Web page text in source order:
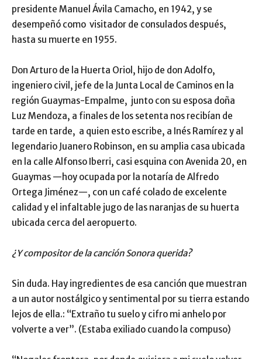
presidente Manuel Ávila Camacho, en 1942, y se
desempeñó como visitador de consulados después,
hasta su muerte en 1955.
Don Arturo de la Huerta Oriol, hijo de don Adolfo,
ingeniero civil, jefe de la Junta Local de Caminos en la
región Guaymas-Empalme, junto con su esposa doña
Luz Mendoza, a finales de los setenta nos recibían de
tarde en tarde, a quien esto escribe, a Inés Ramírez y al
legendario Juanero Robinson, en su amplia casa ubicada
en la calle Alfonso Iberri, casi esquina con Avenida 20, en
Guaymas —hoy ocupada por la notaría de Alfredo
Ortega Jiménez—, con un café colado de excelente
calidad y el infaltable jugo de las naranjas de su huerta
ubicada cerca del aeropuerto.
¿Y compositor de la canción Sonora querida?
Sin duda. Hay ingredientes de esa canción que muestran
a un autor nostálgico y sentimental por su tierra estando
lejos de ella.: “Extraño tu suelo y cifro mi anhelo por
volverte a ver”. (Estaba exiliado cuando la compuso)